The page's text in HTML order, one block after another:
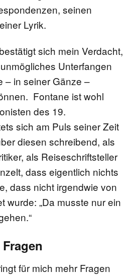
seinen
Lyrik.
sich mein Verdacht,
Unterfangen
– in seiner Gänze –
Fontane ist wohl
des 19.
sich am Puls seiner Zeit
diesen schreibend, als
als Reiseschriftsteller
dass eigentlich nichts
dass nicht irgendwie von
wurde: „Da musste nur ein
für mich mehr Fragen